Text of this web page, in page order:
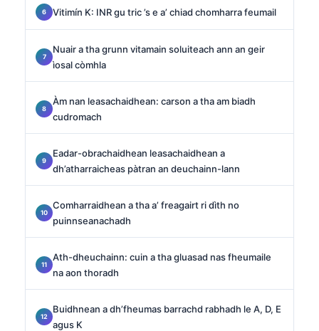
Vitimín K: INR gu tric ’s e a’ chiad chomharra feumail
Nuair a tha grunn vitamain soluiteach ann an geir
ìosal còmhla
Àm nan leasachaidhean: carson a tha am biadh
cudromach
Eadar-obrachaidhean leasachaidhean a
dh’atharraicheas pàtran an deuchainn-lann
Comharraidhean a tha a’ freagairt ri dìth no
puinnseanachadh
Ath-dheuchainn: cuin a tha gluasad nas fheumaile
na aon thoradh
Buidhnean a dh’fheumas barrachd rabhadh le A, D, E
agus K